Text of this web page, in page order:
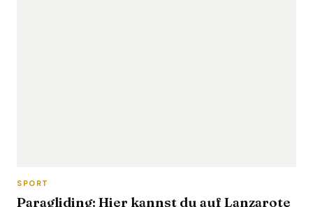
SPORT
Paragliding: Hier kannst du auf Lanzarote